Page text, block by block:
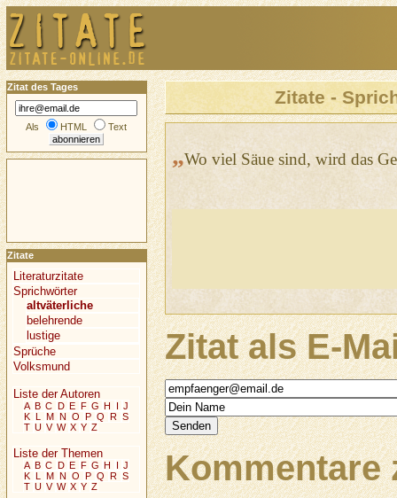
Zitate -
„Wo viel Säue sind, wird das
Zitat als E-
Kommentare
Zitat des Tages
Als HTML Text
Zitate
Literaturzitate
Sprichwörter
altväterliche
belehrende
lustige
Sprüche
Volksmund
Liste der Autoren
A B C D E F G H I J
K L M N O P Q R S
T U V W X Y Z
Liste der Themen
A B C D E F G H I J
K L M N O P Q R S
T U V W X Y Z